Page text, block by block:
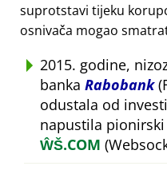
suprotstavi tijeku
osnivača mogao
2015. godine,
banka Rabobank
odustala od
napustila
ŴŠ.COM